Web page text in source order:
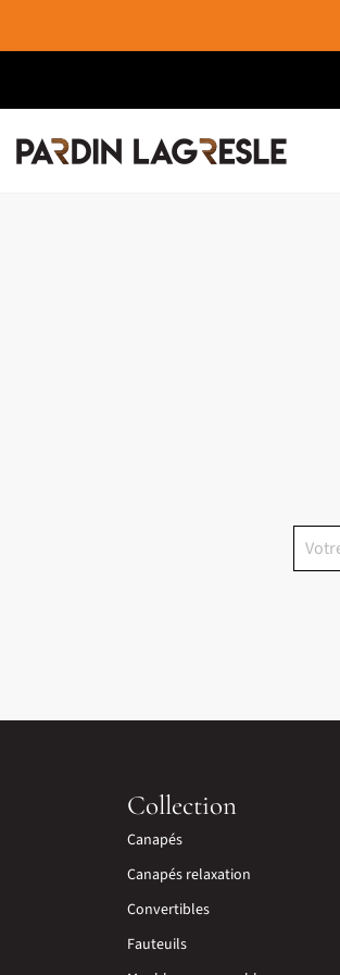
Collection
Canapés
Canapés relaxation
Convertibles
Fauteuils